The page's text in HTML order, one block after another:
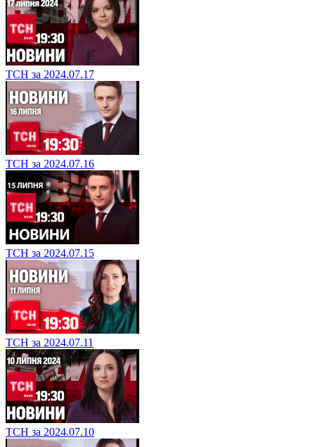
ТСН за 2024.07.17
ТСН за 2024.07.16
ТСН за 2024.07.15
ТСН за 2024.07.11
ТСН за 2024.07.10